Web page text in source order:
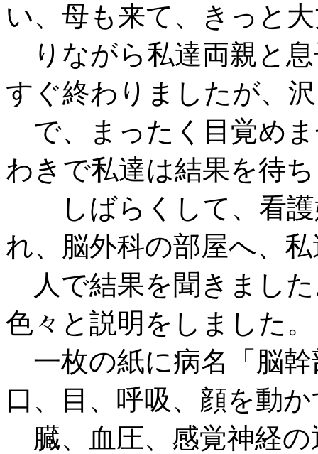
い、母も来て、きっと
りながら私達両親と
すぐ終わりましたが、
で、まったく目覚め
わきで私達は結果を待
しばらくして、看護
れ、脳外科の部屋へ、
人で結果を聞きまし
色々と説明をしました
一枚の紙に病名「脳
口、目、呼吸、顔を動
臓、血圧、感覚神経の